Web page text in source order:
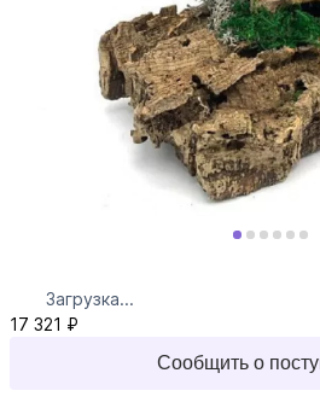
Загрузка...
17 321 ₽
Сообщить о